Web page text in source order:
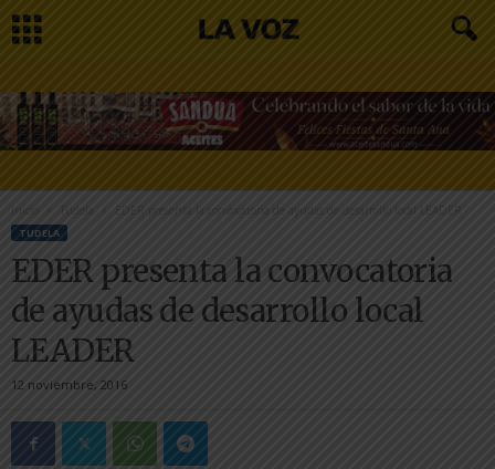
Inicio Tudela EDER presenta la convocatoria de ayudas de desarrollo local LEADER
TUDELA
EDER presenta la convocatoria
de ayudas de desarrollo local
LEADER
12 noviembre, 2016